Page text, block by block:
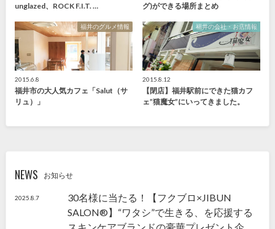
unglazed、ROCK F.I.T. …
グ)ができる場所まとめ
福井のグルメ情報
2015.6.8
福井市の大人気カフェ「Salut（サ
リュ）」
福井の会社・お店情報
2015.8.12
【閉店】福井駅前にできた猫カフ
ェ”猫魔女”にいってきました。
NEWS お知らせ
2025.8.7
30名様に当たる！【フクブロ×JIBUN
SALON®】“ワタシ”で生きる、を応援する
スキンケアブランドの豪華プレゼント企